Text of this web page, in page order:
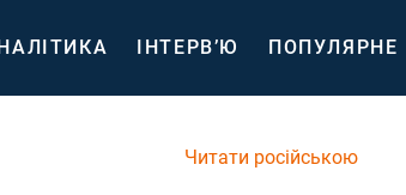
ІНТЕРВ’Ю ПОПУЛЯРНЕ
Читати російською